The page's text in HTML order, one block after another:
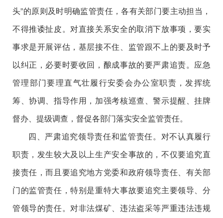
头”的原则及时明确监管责任，各有关部门要主动担当，
不得推诿扯皮。对直接关系安全的取消下放事项，要实
事求是开展评估，基层接不住、监管跟不上的要及时予
以纠正，必要时要收回，酿成事故的要严肃追责。应急
管理部门要理直气壮履行安委会办公室职责，发挥统
筹、协调、指导作用，加强考核巡查、警示提醒、挂牌
督办、提级调查，督促各部门落实安全监管责任。
四、严肃追究领导责任和监管责任。对不认真履行
职责，发生较大及以上生产安全事故的，不仅要追究直
接责任，而且要追究地方党委和政府领导责任、有关部
门的监管责任，特别是重特大事故要追究主要领导、分
管领导的责任。对非法煤矿、违法盗采等严重违法违规